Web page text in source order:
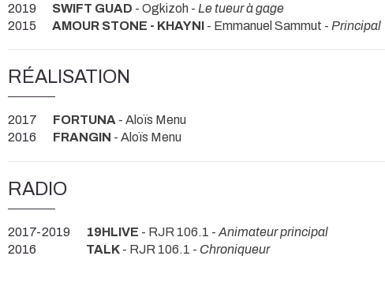
2019
SWIFT GUAD - Ogkizoh - Le tueur à gage
2015
AMOUR STONE - KHAYNI - Emmanuel Sammut - Principal
RÉALISATION
2017 FORTUNA - Aloïs Menu
2016
FRANGIN - Aloïs Menu
RADIO
2017-2019 19HLIVE - RJR 106.1 - Animateur principal
2016
TALK - RJR 106.1 - Chroniqueur